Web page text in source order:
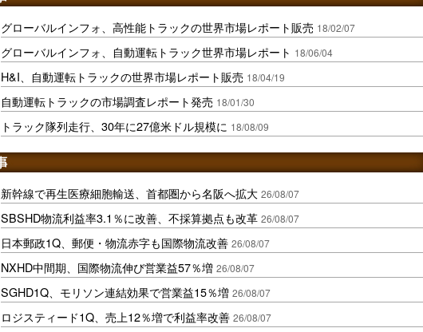
グローバルインフォ、高性能トラックの世界市場レポート販売 18/02/07
グローバルインフォ、自動運転トラック世界市場レポート 18/06/04
H&I、自動運転トラックの世界市場レポート販売 18/04/19
自動運転トラックの市場調査レポート発売 18/01/30
トラック隊列走行、30年に27億米ドル規模に 18/08/09
新幹線で再生医療細胞輸送、首都圏から名阪へ拡大 26/08/07
SBSHD物流利益率3.1％に改善、不採算拠点も改革 26/08/07
日本郵政1Q、郵便・物流赤字も国際物流改善 26/08/07
NXHD中間期、国際物流伸び営業益57％増 26/08/07
SGHD1Q、モリソン連結効果で営業益15％増 26/08/07
ロジスティード1Q、売上12％増で利益率改善 26/08/07